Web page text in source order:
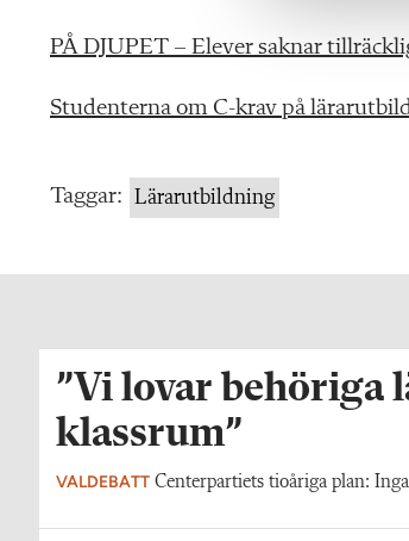
l
PÅ DJUPET – Elever saknar
Studenterna om C-krav på
Taggar: Lärarutbildning
”Vi lovar behöriga
klassrum”
VALDEBATT Centerpartiets tioåriga plan: